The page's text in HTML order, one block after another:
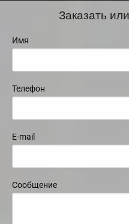
Заказать
Имя
Телефон
E-mail
Сообщение